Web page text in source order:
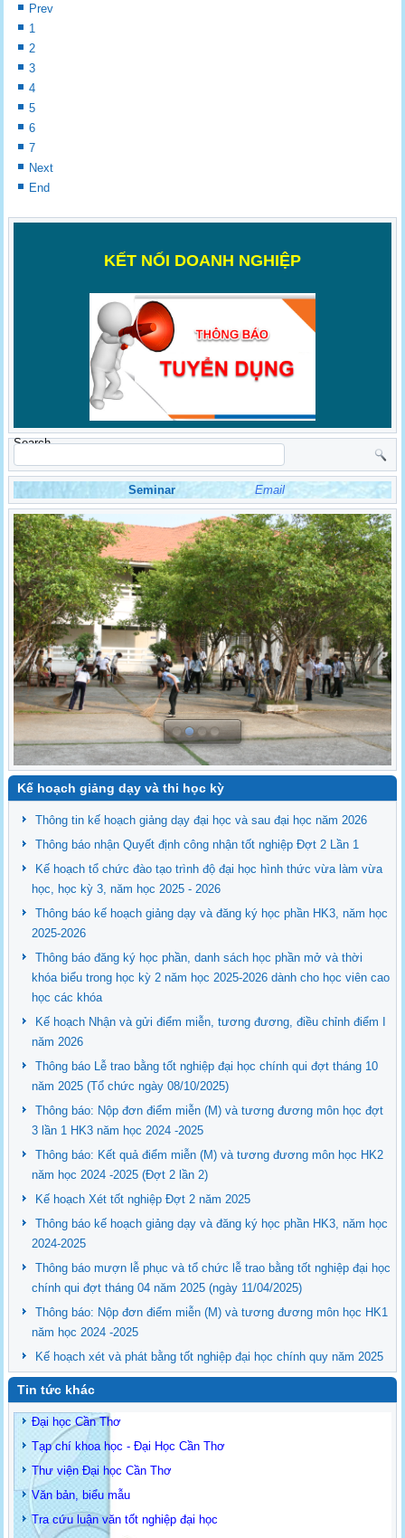
Prev
1
2
3
4
5
6
7
Next
End
KẾT NỐI DOANH NGHIỆP
Search
Seminar Email
Kế hoạch giảng dạy và thi học kỳ
Thông tin kế hoạch giảng dạy đại học và sau đại học năm 2026
Thông báo nhận Quyết định công nhận tốt nghiệp Đợt 2 Lần 1
Kế hoạch tổ chức đào tạo trình độ đại học hình thức vừa làm vừa
học, học kỳ 3, năm học 2025 - 2026
Thông báo kế hoạch giảng dạy và đăng ký học phần HK3, năm học
2025-2026
Thông báo đăng ký học phần, danh sách học phần mở và thời
khóa biểu trong học kỳ 2 năm học 2025-2026 dành cho học viên cao
học các khóa
Kế hoạch Nhận và gửi điểm miễn, tương đương, điều chỉnh điểm I
năm 2026
Thông báo Lễ trao bằng tốt nghiệp đại học chính qui đợt tháng 10
năm 2025 (Tổ chức ngày 08/10/2025)
Thông báo: Nộp đơn điểm miễn (M) và tương đương môn học đợt
3 lần 1 HK3 năm học 2024 -2025
Thông báo: Kết quả điểm miễn (M) và tương đương môn học HK2
năm học 2024 -2025 (Đợt 2 lần 2)
Kế hoạch Xét tốt nghiệp Đợt 2 năm 2025
Thông báo kế hoạch giảng dạy và đăng ký học phần HK3, năm học
2024-2025
Thông báo mượn lễ phục và tổ chức lễ trao bằng tốt nghiệp đại học
chính qui đợt tháng 04 năm 2025 (ngày 11/04/2025)
Thông báo: Nộp đơn điểm miễn (M) và tương đương môn học HK1
năm học 2024 -2025
Kế hoạch xét và phát bằng tốt nghiệp đại học chính quy năm 2025
Tin tức khác
Đại học Cần Thơ
Tạp chí khoa học - Đại Học Cần Thơ
Thư viện Đại học Cần Thơ
Văn bản, biểu mẫu
Tra cứu luận văn tốt nghiệp đại học